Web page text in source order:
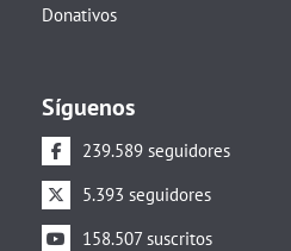
Donativos
Síguenos
239.589 seguidores
5.393 seguidores
158.507 suscritos